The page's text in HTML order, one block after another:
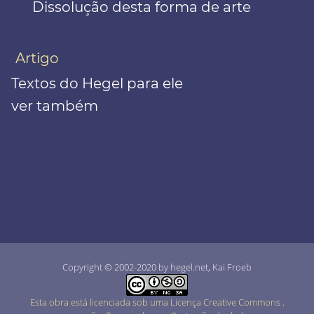
Dissolução desta forma de arte
Artigo
Textos do Hegel para ele
ver também
Copyright © 2002-2020 by hegel.net, Kai Froeb
Esta obra está licenciada sob uma Licença Creative Commons .